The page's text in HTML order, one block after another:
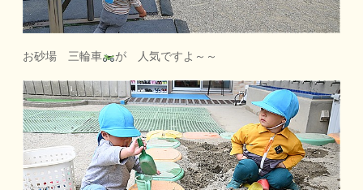
お砂場 三輪車 が 人気ですよ～～